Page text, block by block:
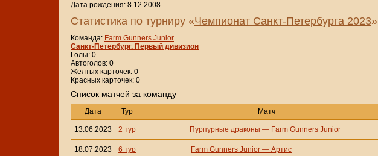
Дата рождения: 8.12.2008
Статистика по турниру «Чемпионат Санкт-Петербурга 2023»
Команда: Farm Gunners Junior
Санкт-Петербург. Первый дивизион
Голы: 0
Автоголов: 0
Желтых карточек: 0
Красных карточек: 0
Cписок матчей за команду
Дата Тур Матч
13.06.2023 2 тур Пурпурные драконы — Farm Gunners Junior
18.07.2023 6 тур Farm Gunners Junior — Артис